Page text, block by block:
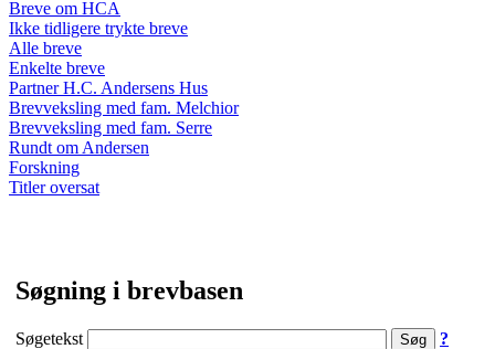
Breve om HCA
Ikke tidligere trykte breve
Alle breve
Enkelte breve
Partner H.C. Andersens Hus
Brevveksling med fam. Melchior
Brevveksling med fam. Serre
Rundt om Andersen
Forskning
Titler oversat
Søgning i brevbasen
Søgetekst ?